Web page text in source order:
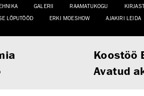
GALERII RAAMATUKOGU
LÕPUTÖÖD ERKI MOESHOW
AJAKIRI LEIDA
Koostöö
Avatud